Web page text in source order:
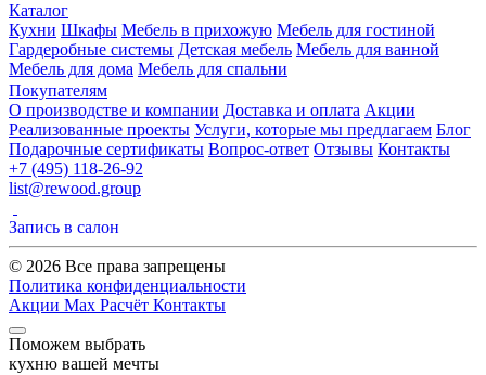
Каталог
Кухни Шкафы Мебель в прихожую Мебель для гостиной
Гардеробные системы Детская мебель Мебель для ванной
Мебель для дома Мебель для спальни
Покупателям
О производстве и компании Доставка и оплата Акции
Реализованные проекты Услуги, которые мы предлагаем Блог
Подарочные сертификаты Вопрос-ответ Отзывы Контакты
+7 (495) 118-26-92
list@rewood.group
Запись в салон
© 2026 Все права запрещены
Политика конфиденциальности
Акции Max Расчёт Контакты
Поможем выбрать
кухню вашей мечты